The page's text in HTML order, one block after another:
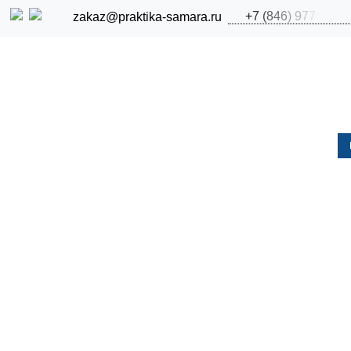
zakaz@praktika-samara.ru +7 (846) 977